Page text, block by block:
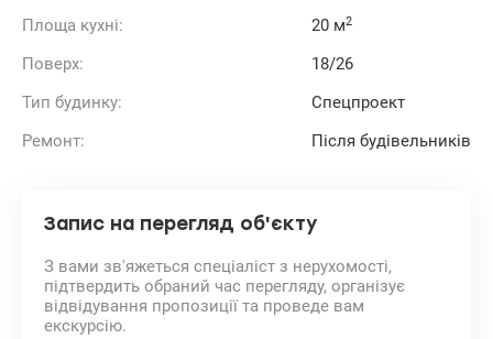
Площа кухні: 20 м2
Поверх:
18/26
Тип будинку:
Спецпроект
Ремонт:
Після будівельників
Запис на перегляд об'єкту
З вами зв'яжеться спеціаліст з нерухомості,
підтвердить обраний час перегляду, організує
відвідування пропозиції та проведе вам
екскурсію.